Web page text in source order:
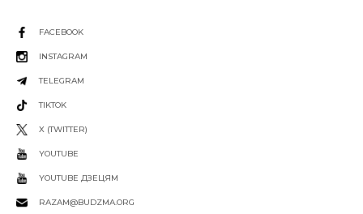
FACEBOOK
INSTAGRAM
TELEGRAM
TIKTOK
X (TWITTER)
YOUTUBE
YOUTUBE ДЗЕЦЯМ
RAZAM@BUDZMA.ORG